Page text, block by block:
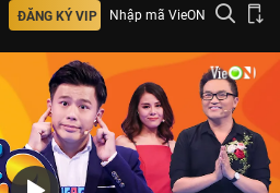
ĐĂNG KÝ VIP Nhập mã VieON